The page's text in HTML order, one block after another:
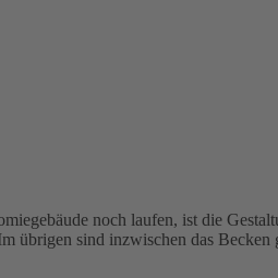
noch laufen, ist die
übrigen sind inzwischen das